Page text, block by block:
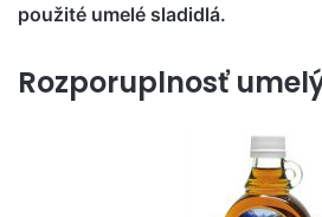
použité umelé sladidlá.
Rozporuplnosť